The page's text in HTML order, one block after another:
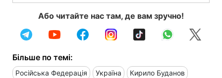
Або читайте нас там, де вам зручно!
Більше по темі:
Російська Федерація Україна Кирило Буданов